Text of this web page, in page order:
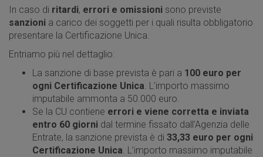
In caso di ritardi, errori e omissioni sono previste
sanzioni a carico dei soggetti per i quali risulta obbligatorio
presentare la Certificazione Unica.
Entriamo più nel dettaglio:
La sanzione di base prevista è pari a 100 euro per
ogni Certificazione Unica. L’importo massimo
imputabile ammonta a 50.000 euro.
Se la CU contiene errori e viene corretta e inviata
entro 60 giorni dal termine fissato dall’Agenzia delle
Entrate, la sanzione prevista è di 33,33 euro per ogni
Certificazione Unica. L’importo massimo imputabile